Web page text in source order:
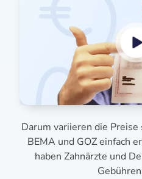
Darum variieren die
BEMA und GOZ einfach
haben Zahnärzte und